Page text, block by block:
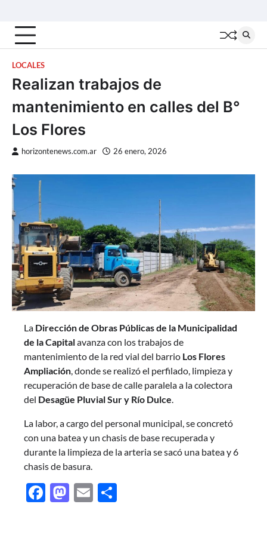
content
LOCALES
Realizan trabajos de
mantenimiento en calles del B°
Los Flores
horizontenews.com.ar 26 enero, 2026
La Dirección de Obras Públicas de la Municipalidad
de la Capitalavanza con los trabajos de
mantenimiento de la red vial del barrio Los Flores
Ampliación, donde se realizó el perfilado, limpieza y
recuperación de base de calle paralela a la colectora
del Desagüe Pluvial Sur y Río Dulce.
La labor, a cargo del personal municipal, se concretó
con una batea y un chasis de base recuperada y
durante la limpieza de la arteria se sacó una batea y 6
chasis de basura.
Facebook
Mastodon
Email